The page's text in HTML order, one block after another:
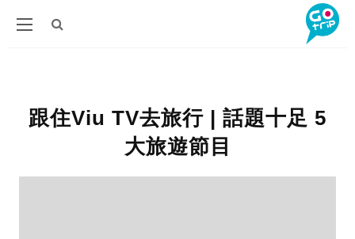
跟住Viu TV去旅行 | 話題十足 5
大旅遊節目